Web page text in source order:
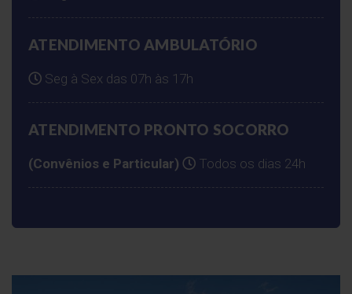
ATENDIMENTO AMBULATÓRIO
Seg à Sex das 07h às 17h
ATENDIMENTO PRONTO SOCORRO
(Convênios e Particular) Todos os dias 24h